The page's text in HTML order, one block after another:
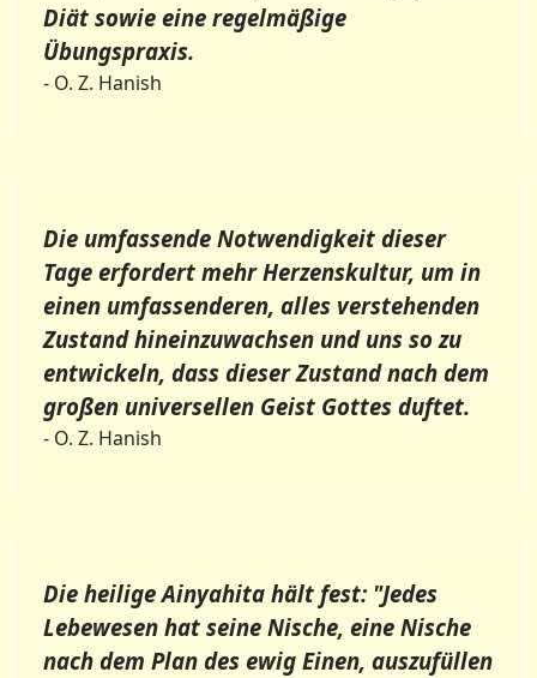
Diät sowie eine regelmäßige
Übungspraxis.
- O. Z. Hanish
Die umfassende Notwendigkeit dieser
Tage erfordert mehr Herzenskultur, um in
einen umfassenderen, alles verstehenden
Zustand hineinzuwachsen und uns so zu
entwickeln, dass dieser Zustand nach dem
großen universellen Geist Gottes duftet.
- O. Z. Hanish
Die heilige Ainyahita hält fest: "Jedes
Lebewesen hat seine Nische, eine Nische
nach dem Plan des ewig Einen, auszufüllen